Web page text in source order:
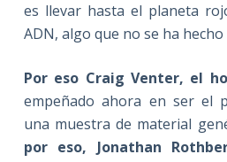
es llevar hasta el planeta
ADN, algo que no se ha
Por eso Craig Venter, el
empeñado ahora en ser el
una muestra de material
por eso, Jonathan